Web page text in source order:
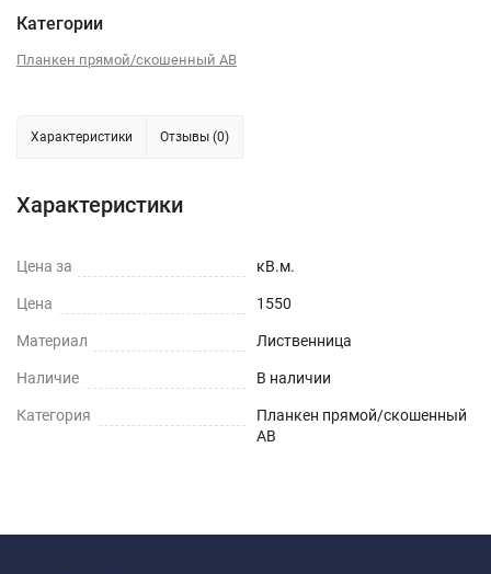
Категории
Планкен прямой/скошенный AB
Характеристики Отзывы (0)
Характеристики
Цена за кВ.м.
Цена 1550
Материал Лиственница
Наличие В наличии
Категория
Планкен прямой/скошенный
AB